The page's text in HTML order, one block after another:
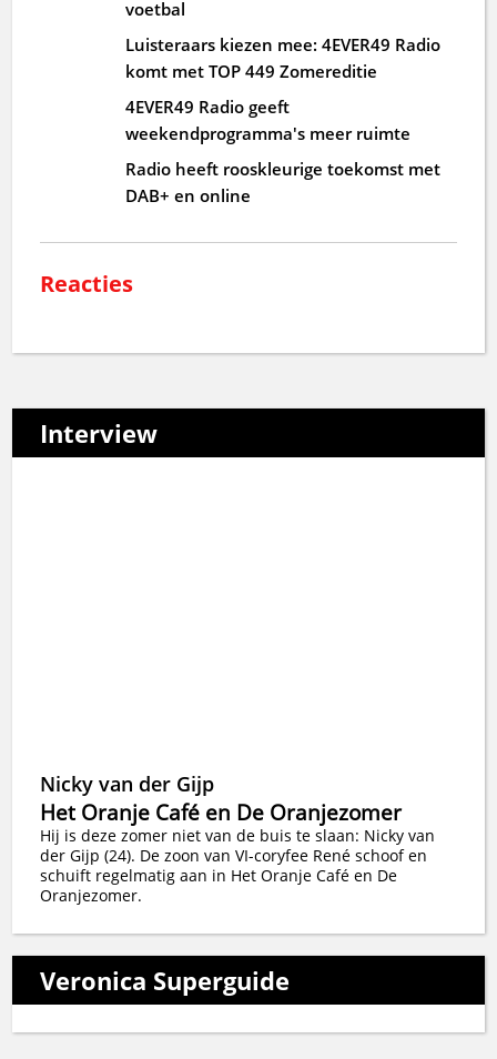
voetbal
Luisteraars kiezen mee: 4EVER49 Radio
komt met TOP 449 Zomereditie
4EVER49 Radio geeft
weekendprogramma's meer ruimte
Radio heeft rooskleurige toekomst met
DAB+ en online
Reacties
Interview
Nicky van der Gijp
Het Oranje Café en De Oranjezomer
Hij is deze zomer niet van de buis te slaan: Nicky van
der Gijp (24). De zoon van VI-coryfee René schoof en
schuift regelmatig aan in Het Oranje Café en De
Oranjezomer.
Veronica Superguide